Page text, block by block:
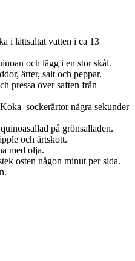
i lättsaltat vatten i ca 13
och lägg i en stor skål.
ärter, salt och peppar.
pressa över saften från
sockerärtor några sekunder
på grönsalladen.
och ärtskott.
med olja.
osten någon minut per sida.